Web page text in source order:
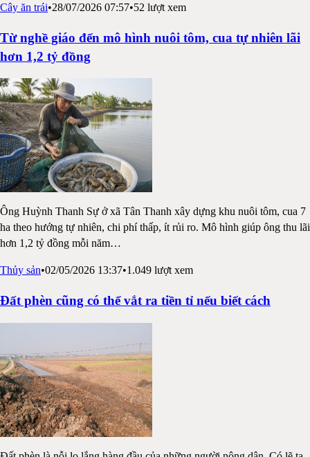
Cây ăn trái•28/07/2026 07:57•52 lượt xem
Từ nghề giáo đến mô hình nuôi tôm, cua tự nhiên lãi
hơn 1,2 tỷ đồng
Ông Huỳnh Thanh Sự ở xã Tân Thanh xây dựng khu nuôi tôm, cua 7
ha theo hướng tự nhiên, chi phí thấp, ít rủi ro. Mô hình giúp ông thu lãi
hơn 1,2 tỷ đồng mỗi năm…
Thủy sản•02/05/2026 13:37•1.049 lượt xem
Đất phèn cũng có thể vắt ra tiền tỉ nếu biết cách